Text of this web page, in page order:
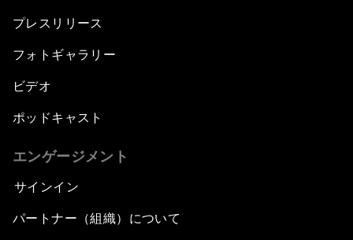
プレスリリース
フォトギャラリー
ビデオ
ポッドキャスト
エンゲージメント
サインイン
パートナー（組織）について